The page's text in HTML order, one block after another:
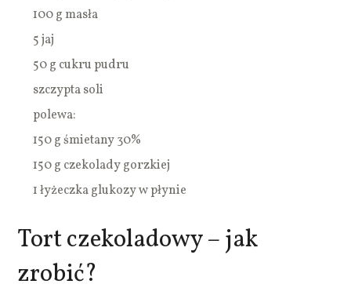
100 g masła
5 jaj
50 g cukru pudru
szczypta soli
polewa:
150 g śmietany 30%
150 g czekolady gorzkiej
1 łyżeczka glukozy w płynie
Tort czekoladowy – jak
zrobić?